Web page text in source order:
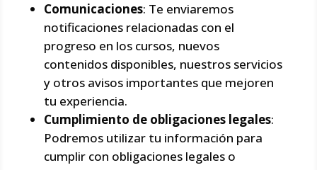
Comunicaciones: Te enviaremos
notificaciones relacionadas con el
progreso en los cursos, nuevos
contenidos disponibles, nuestros servicios
y otros avisos importantes que mejoren
tu experiencia.
Cumplimiento de obligaciones legales:
Podremos utilizar tu información para
cumplir con obligaciones legales o